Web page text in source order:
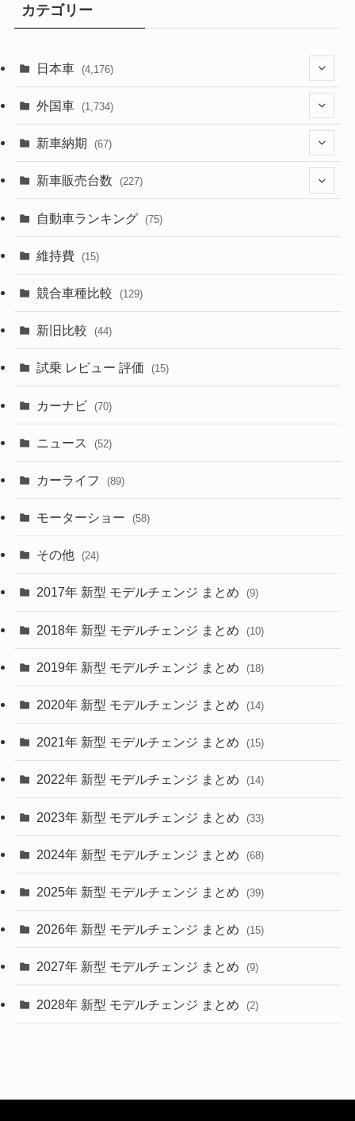
カテゴリー
日本車 (4,176)
(1,322)
(330)
(526)
(357)
(328)
(253)
外国車 (1,734)
(242)
(85)
(84)
(50)
(43)
(6)
(9)
(30)
(27)
(58)
(28)
(27)
(26)
(10)
(35)
(10)
(9)
(22)
(4)
(9)
(4)
(1)
新車納期 (67)
(28)
(8)
(3)
(3)
(1)
新車販売台数 (227)
(21)
(5)
(7)
自動車ランキング (75)
維持費 (15)
競合車種比較 (129)
新旧比較 (44)
試乗 レビュー 評価 (15)
カーナビ (70)
ニュース (52)
カーライフ (89)
モーターショー (58)
その他 (24)
2017年 新型 モデルチェンジ まとめ (9)
2018年 新型 モデルチェンジ まとめ (10)
2019年 新型 モデルチェンジ まとめ (18)
2020年 新型 モデルチェンジ まとめ (14)
2021年 新型 モデルチェンジ まとめ (15)
2022年 新型 モデルチェンジ まとめ (14)
2023年 新型 モデルチェンジ まとめ (33)
2024年 新型 モデルチェンジ まとめ (68)
2025年 新型 モデルチェンジ まとめ (39)
2026年 新型 モデルチェンジ まとめ (15)
2027年 新型 モデルチェンジ まとめ (9)
2028年 新型 モデルチェンジ まとめ (2)